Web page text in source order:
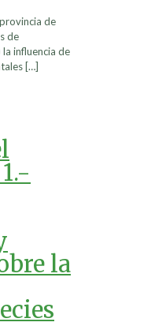
de
de
influencia de
[…]
la